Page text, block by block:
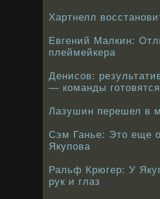
Хартнелл
Евгений Малкин:
плеймейкера
Денисов:
— команды
Лазушин перешел в
Сэм Ганье: Это еще
Якупова
Ральф Крюгер: У
рук и глаз